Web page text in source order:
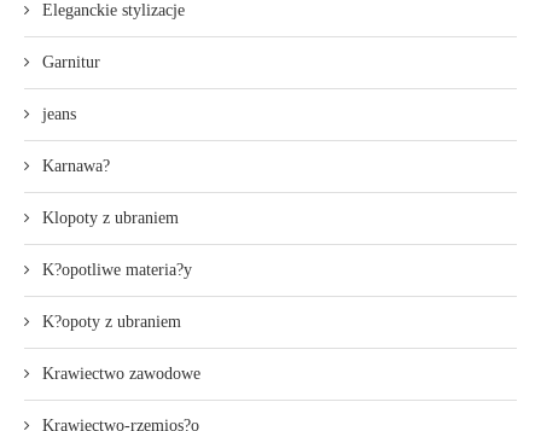
Eleganckie stylizacje
Garnitur
jeans
Karnawa?
Klopoty z ubraniem
K?opotliwe materia?y
K?opoty z ubraniem
Krawiectwo zawodowe
Krawiectwo-rzemios?o